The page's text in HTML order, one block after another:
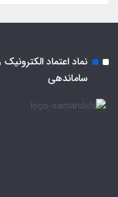
نماد اعتماد الکترونیک
ساماندهی